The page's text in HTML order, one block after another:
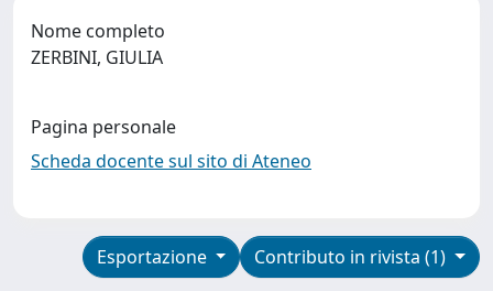
Nome completo
ZERBINI, GIULIA
Pagina personale
Scheda docente sul sito di Ateneo
Contributo in rivista (1)
Esportazione